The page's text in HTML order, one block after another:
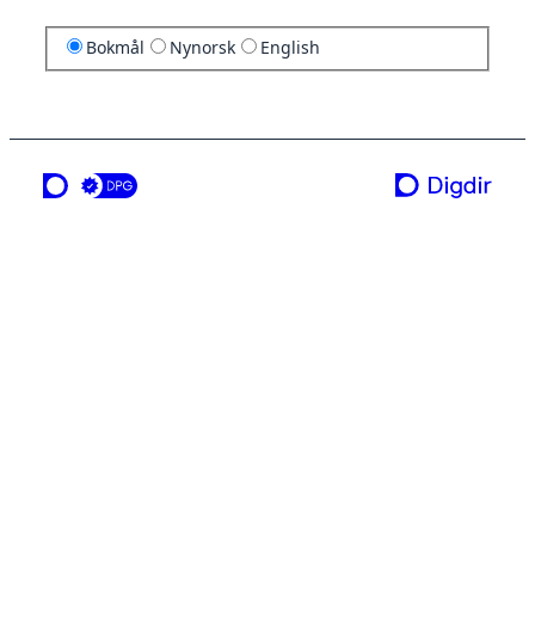
Bokmål Nynorsk English